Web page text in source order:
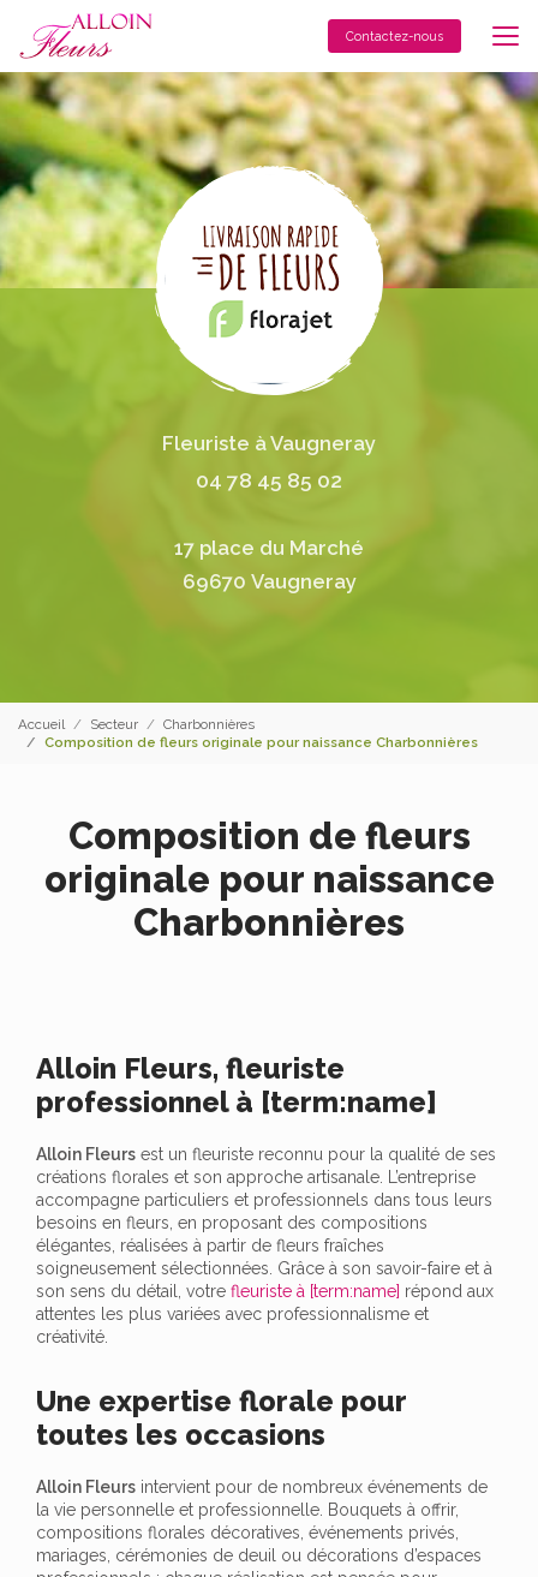
contenu
principal
Contactez-nous
Fleuriste à Vaugneray
04 78 45 85 02
17 place du Marché
69670 Vaugneray
Accueil Secteur
Charbonnières
Composition de fleurs originale pour naissance Charbonnières
Composition de fleurs
originale pour naissance
Charbonnières
Alloin Fleurs, fleuriste
professionnel à [term:name]
Alloin Fleurs est un fleuriste reconnu pour la qualité de ses
créations florales et son approche artisanale. L’entreprise
accompagne particuliers et professionnels dans tous leurs
besoins en fleurs, en proposant des compositions
élégantes, réalisées à partir de fleurs fraîches
soigneusement sélectionnées. Grâce à son savoir-faire et à
son sens du détail, votre fleuriste à [term:name] répond aux
attentes les plus variées avec professionnalisme et
créativité.
Une expertise florale pour
toutes les occasions
Alloin Fleurs intervient pour de nombreux événements de
la vie personnelle et professionnelle. Bouquets à offrir,
compositions florales décoratives, événements privés,
mariages, cérémonies de deuil ou décorations d’espaces